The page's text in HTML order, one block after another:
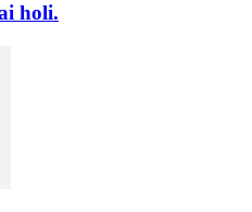
holi.